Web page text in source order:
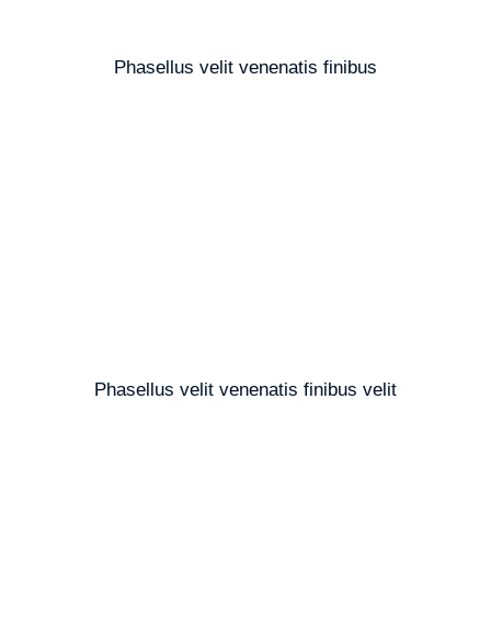
Phasellus velit venenatis finibus
Phasellus velit venenatis finibus velit